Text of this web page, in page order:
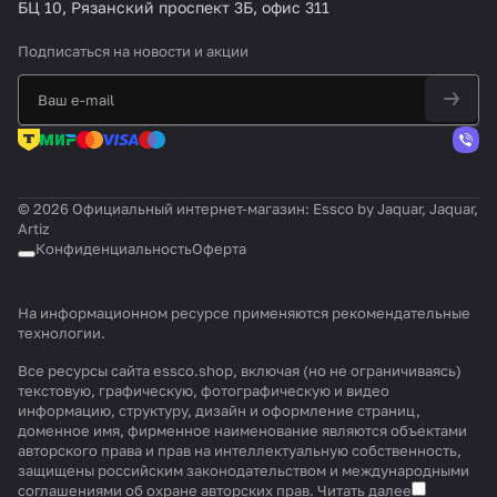
БЦ 10, Рязанский проспект 3Б, офис 311
Подписаться на новости и акции
© 2026 Официальный интернет-магазин: Essco by Jaquar, Jaquar,
Artiz
КонфиденциальностьОферта
На информационном ресурсе применяются рекомендательные
технологии.
Все ресурсы сайта essco.shop, включая (но не ограничиваясь)
текстовую, графическую, фотографическую и видео
информацию, структуру, дизайн и оформление страниц,
доменное имя, фирменное наименование являются объектами
авторского права и прав на интеллектуальную собственность,
защищены российским законодательством и международными
соглашениями об охране авторских прав. Читать далее